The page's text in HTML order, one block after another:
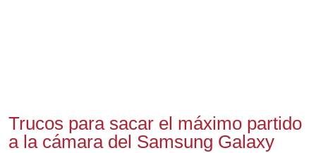
Trucos para sacar el máximo partido
a la cámara del Samsung Galaxy